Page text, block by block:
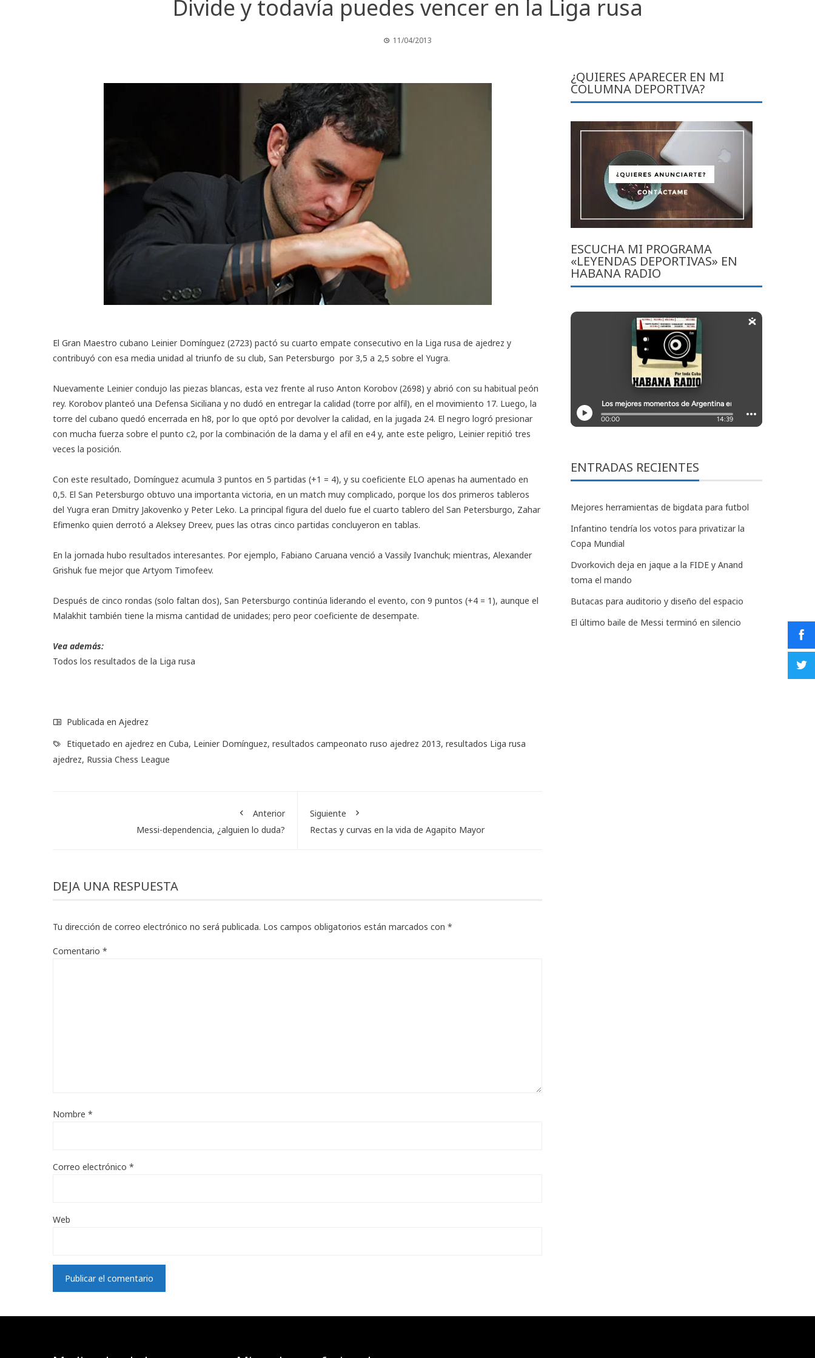
Divide y todavía puedes vencer en la Liga rusa
11/04/2013
El Gran Maestro cubano Leinier Domínguez (2723) pactó su cuarto empate consecutivo en la Liga rusa de ajedrez y
contribuyó con esa media unidad al triunfo de su club, San Petersburgo por 3,5 a 2,5 sobre el Yugra.
Nuevamente Leinier condujo las piezas blancas, esta vez frente al ruso Anton Korobov (2698) y abrió con su habitual peón
rey. Korobov planteó una Defensa Siciliana y no dudó en entregar la calidad (torre por alfil), en el movimiento 17. Luego, la
torre del cubano quedó encerrada en h8, por lo que optó por devolver la calidad, en la jugada 24. El negro logró presionar
con mucha fuerza sobre el punto c2, por la combinación de la dama y el afil en e4 y, ante este peligro, Leinier repitió tres
veces la posición.
Con este resultado, Domínguez acumula 3 puntos en 5 partidas (+1 = 4), y su coeficiente ELO apenas ha aumentado en
0,5. El San Petersburgo obtuvo una importanta victoria, en un match muy complicado, porque los dos primeros tableros
del Yugra eran Dmitry Jakovenko y Peter Leko. La principal figura del duelo fue el cuarto tablero del San Petersburgo, Zahar
Efimenko quien derrotó a Aleksey Dreev, pues las otras cinco partidas concluyeron en tablas.
En la jornada hubo resultados interesantes. Por ejemplo, Fabiano Caruana venció a Vassily Ivanchuk; mientras, Alexander
Grishuk fue mejor que Artyom Timofeev.
Después de cinco rondas (solo faltan dos), San Petersburgo continúa liderando el evento, con 9 puntos (+4 = 1), aunque el
Malakhit también tiene la misma cantidad de unidades; pero peor coeficiente de desempate.
Vea además:
Todos los resultados de la Liga rusa
Publicada en Ajedrez
Etiquetado en ajedrez en Cuba, Leinier Domínguez, resultados campeonato ruso ajedrez 2013, resultados Liga rusa
ajedrez, Russia Chess League
Anterior
Messi-dependencia, ¿alguien lo duda?
Siguiente
Rectas y curvas en la vida de Agapito Mayor
DEJA UNA RESPUESTA
Tu dirección de correo electrónico no será publicada. Los campos obligatorios están marcados con *
Comentario *
Nombre *
Correo electrónico *
Web
¿QUIERES APARECER EN MI
COLUMNA DEPORTIVA?
ESCUCHA MI PROGRAMA
«LEYENDAS DEPORTIVAS» EN
HABANA RADIO
ENTRADAS RECIENTES
Mejores herramientas de bigdata para futbol
Infantino tendría los votos para privatizar la
Copa Mundial
Dvorkovich deja en jaque a la FIDE y Anand
toma el mando
Butacas para auditorio y diseño del espacio
El último baile de Messi terminó en silencio